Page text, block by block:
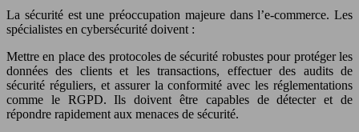
La sécurité est une préoccupation majeure dans l’e-commerce. Les
spécialistes en cybersécurité doivent :
Mettre en place des protocoles de sécurité robustes pour protéger les
données des clients et les transactions, effectuer des audits de
sécurité réguliers, et assurer la conformité avec les réglementations
comme le RGPD. Ils doivent être capables de détecter et de
répondre rapidement aux menaces de sécurité.